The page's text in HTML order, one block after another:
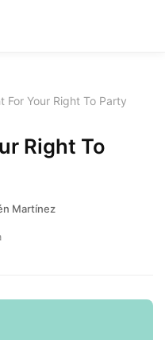
For Your Right To Party
Right To
Martínez